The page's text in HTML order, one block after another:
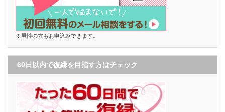
※男性の方もお申込みできます。
60日以内で復縁を目指す方はチェック